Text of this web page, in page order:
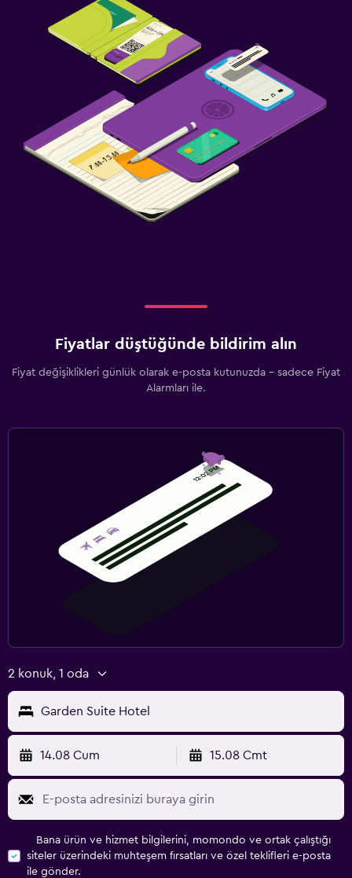
Fiyatlar düştüğünde bildirim alın
Fiyat değişiklikleri günlük olarak e-posta kutunuzda - sadece Fiyat
Alarmları ile.
2 konuk, 1 oda
Garden Suite Hotel
14.08 Cum 15.08 Cmt
Bana ürün ve hizmet bilgilerini, momondo ve ortak çalıştığı
siteler üzerindeki muhteşem fırsatları ve özel teklifleri e-posta
ile gönder.